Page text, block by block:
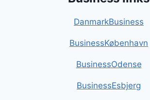
DanmarkBusiness
BusinessKøbenhavn
BusinessOdense
BusinessEsbjerg